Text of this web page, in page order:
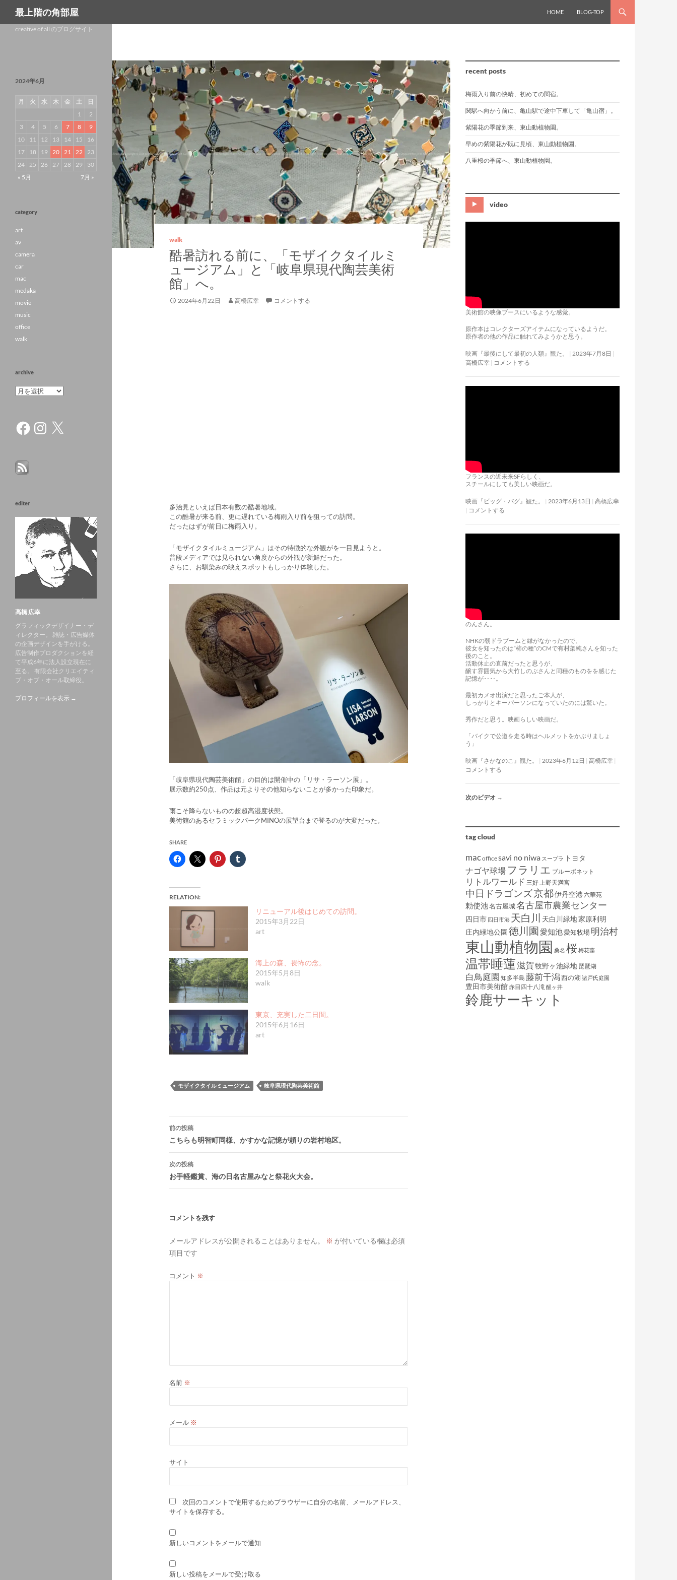
最上階の角部屋 HOME BLOG-TOP
walk
酷暑訪れる前に、「モザイクタイルミ
ュージアム」と「岐阜県現代陶芸美術
館」へ。
2024年6月22日 高橋広幸 コメントする
多治見といえば日本有数の酷暑地域。
この酷暑が来る前、更に遅れている梅雨入り前を狙っての訪問。
だったはずが前日に梅雨入り。
「モザイクタイルミュージアム」はその特徴的な外観がを一目見ようと。
普段メディアでは見られない角度からの外観が新鮮だった。
さらに、お馴染みの映えスポットもしっかり体験した。
「岐阜県現代陶芸美術館」の目的は開催中の「リサ・ラーソン展」。
展示数約250点、作品は元よりその他知らないことが多かった印象だ。
雨こそ降らないものの超超高湿度状態。
美術館のあるセラミックパークMINOの展望台まで登るのが大変だった。
SHARE
RELATION
リニューアル後はじめての訪問。
2015年3月22日
art
海上の森、畏怖の念。
2015年5月8日
walk
東京、充実した二日間。
2015年6月16日
art
モザイクタイルミュージアム 岐阜県現代陶芸美術館
投
稿
ナ
ビ
ゲ
シ
ン
前の投稿
こちらも明智町同様、かすかな記憶が頼りの岩村地区。
次の投稿
お手軽鑑賞、海の日名古屋みなと祭花火大会。
コメントを残す
メールアドレスが公開されることはありません。 ※ が付いている欄は必須
項目です
コメント ※
名前 ※
メール ※
サイト
次回のコメントで使用するためブラウザーに自分の名前、メールアドレス、
サイトを保存する。
新しいコメントをメールで通知
新しい投稿をメールで受け取る
recent posts
梅雨入り前の快晴、初めての関宿。
関駅へ向かう前に、亀山駅で途中下車して「亀山宿」。
紫陽花の季節到来、東山動植物園。
早めの紫陽花が既に見頃、東山動植物園。
八重桜の季節へ、東山動植物園。
video
美術館の映像ブースにいるような感覚。
原作本はコレクターズアイテムになっているようだ。
原作者の他の作品に触れてみようかと思う。
映画『最後にして最初の人類』観た。
2023年7月8日
高橋広幸
コメントする
フランスの近未来SFらしく、
スチールにしても美しい映画だ。
映画『ビッグ・バグ』観た。 2023年6月13日
高橋広幸
コメントする
のんさん。
NHKの朝ドラブームと縁がなかったので、
彼女を知ったのは“柿の種”のCMで有村架純さんを知った
後のこと。
活動休止の直前だったと思うが、
醸す雰囲気から大竹しのぶさんと同種のものをを感じた
記憶が‥‥。
最初カメオ出演だと思ったご本人が、
しっかりとキーパーソンになっていたのには驚いた。
秀作だと思う。映画らしい映画だ。
「バイクで公道を走る時はヘルメットをかぶりましょ
う」
映画『さかなのこ』観た。 2023年6月12日
高橋広幸
コメントする
次のビデオ →
tag cloud
macofficesavi no niwa スープラ トヨタ
ナゴヤ球場 フラリエ ブルーボネット
リトルワールド 三好上野天満宮
中日ドラゴンズ京都伊丹空港 六華苑
勅使池名古屋城名古屋市農業センター
四日市 四日市港 天白川 天白川緑地家原利明
庄内緑地公園徳川園愛知池愛知牧場明治村
東山動植物園 桑名 桜梅花藻
温帯睡蓮滋賀牧野ヶ池緑地 琵琶湖
白鳥庭園 知多半島 藤前干潟西の湖 諸戸氏庭園
豊田市美術館赤目四十八滝醒ヶ井
鈴鹿サーキット
creative of all のブログサイト
2024年6月
月 火 水 木 金 土
日
1
2
3
4 5 6 7 8
9
10
11 12 13 14 15
16
17
18 19 20 21 22
23
24
25 26 27 28 29
30
« 5月
7月 »
category
art
av
camera
car
mac
medaka
movie
music
office
walk
archive
archive
FacebookInstagram
X
editer
高橋 広幸
グラフィックデザイナー・デ
ィレクター。 雑誌・広告媒体
の企画デザインを手がける。
広告制作プロダクションを経
て平成6年に法人設立現在に
至る。 有限会社クリエイティ
ブ・オブ・オール取締役。
プロフィールを表示 →